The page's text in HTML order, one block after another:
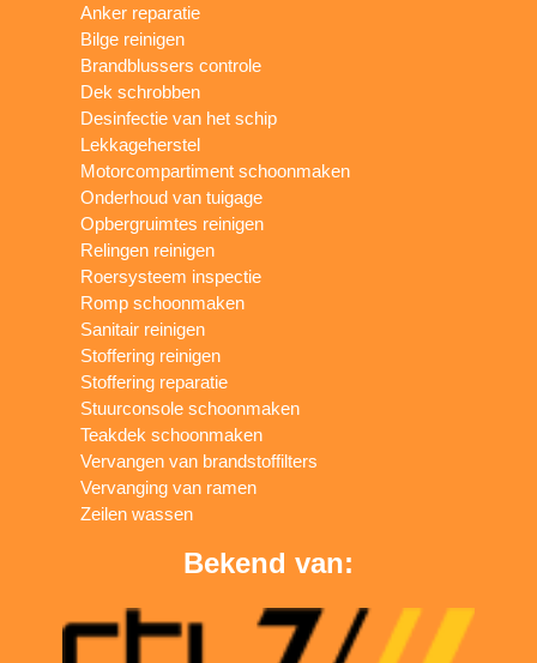
Anker reparatie
Bilge reinigen
Brandblussers controle
Dek schrobben
Desinfectie van het schip
Lekkageherstel
Motorcompartiment schoonmaken
Onderhoud van tuigage
Opbergruimtes reinigen
Relingen reinigen
Roersysteem inspectie
Romp schoonmaken
Sanitair reinigen
Stoffering reinigen
Stoffering reparatie
Stuurconsole schoonmaken
Teakdek schoonmaken
Vervangen van brandstoffilters
Vervanging van ramen
Zeilen wassen
Bekend van: